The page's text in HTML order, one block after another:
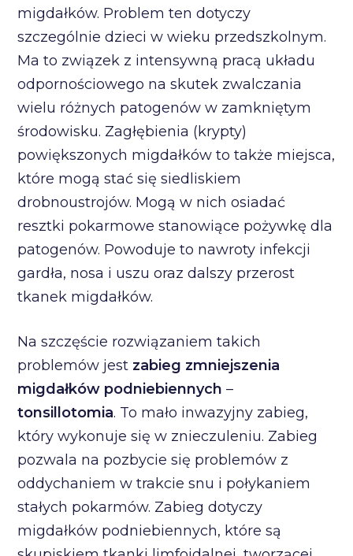
migdałków. Problem ten dotyczy
szczególnie dzieci w wieku przedszkolnym.
Ma to związek z intensywną pracą układu
odpornościowego na skutek zwalczania
wielu różnych patogenów w zamkniętym
środowisku. Zagłębienia (krypty)
powiększonych migdałków to także miejsca,
które mogą stać się siedliskiem
drobnoustrojów. Mogą w nich osiadać
resztki pokarmowe stanowiące pożywkę dla
patogenów. Powoduje to nawroty infekcji
gardła, nosa i uszu oraz dalszy przerost
tkanek migdałków.
Na szczęście rozwiązaniem takich
problemów jest zabieg zmniejszenia
migdałków podniebiennych –
tonsillotomia. To mało inwazyjny zabieg,
który wykonuje się w znieczuleniu. Zabieg
pozwala na pozbycie się problemów z
oddychaniem w trakcie snu i połykaniem
stałych pokarmów. Zabieg dotyczy
migdałków podniebiennych, które są